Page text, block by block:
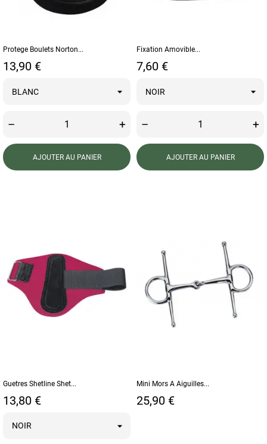
Protege Boulets Norton...
Prix
13,90 €
– +
AJOUTER AU PANIER
Fixation Amovible...
Prix
7,60 €
– +
AJOUTER AU PANIER
Guetres Shetline Shet...
Prix
13,80 €
Mini Mors A Aiguilles...
Prix
25,90 €